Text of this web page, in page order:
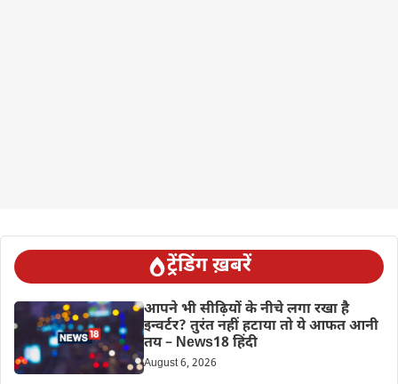
ट्रेंडिंग ख़बरें
आपने भी सीढ़ियों के नीचे लगा रखा है
इन्वर्टर? तुरंत नहीं हटाया तो ये आफत आनी
तय – News18 हिंदी
August 6, 2026